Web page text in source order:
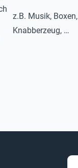
z.B. Musik, Boxen,
Knabberzeug, …